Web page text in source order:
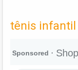
tênis infantil